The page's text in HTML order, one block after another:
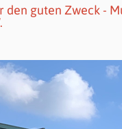
den guten Zweck -